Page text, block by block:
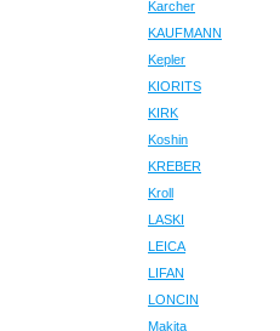
Karcher
KAUFMANN
Kepler
KIORITS
KIRK
Koshin
KREBER
Kroll
LASKI
LEICA
LIFAN
LONCIN
Makita